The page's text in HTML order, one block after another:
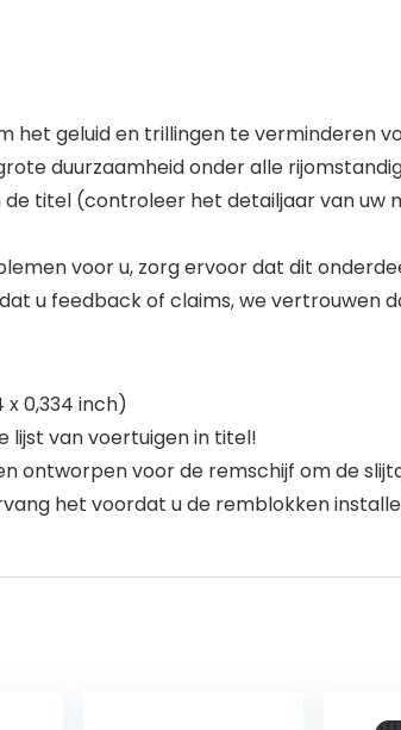
het geluid en trillingen te verminderen
duurzaamheid onder alle
titel (controleer het detailjaar van
voor u, zorg ervoor dat dit
u feedback of claims, we vertrouwen
x 0,334 inch)
lijst van voertuigen in titel!
ontworpen voor de remschijf om de
het voordat u de remblokken